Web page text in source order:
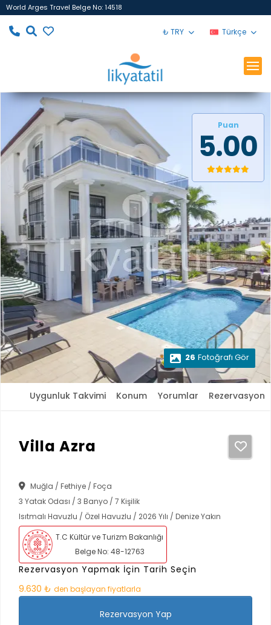
World Arges Travel Belge No: 14518
₺ TRY Türkçe
Puan
5.00
26 Fotoğrafı Gör
Uygunluk Takvimi Konum Yorumlar Rezervasyon
Villa Azra
Muğla / Fethiye / Foça
3 Yatak Odası / 3 Banyo / 7 Kişilik
Isıtmalı Havuzlu / Özel Havuzlu / 2026 Yılı / Denize Yakın
T.C Kültür ve Turizm Bakanlığı
Belge No: 48-12763
Rezervasyon Yapmak İçin Tarih Seçin
9.630 ₺ den başlayan fiyatlarla
Rezervasyon Yap